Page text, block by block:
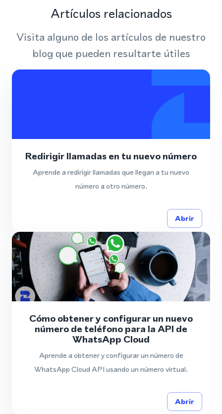
Artículos relacionados
Visita alguno de los artículos de nuestro
blog que pueden resultarte útiles
Redirigir llamadas en tu nuevo número
Aprende a redirigir llamadas que llegan a tu nuevo
número a otro número.
Abrir
Cómo obtener y configurar un nuevo
número de teléfono para la API de
WhatsApp Cloud
Aprende a obtener y configurar un número de
WhatsApp Cloud API usando un número virtual.
Abrir